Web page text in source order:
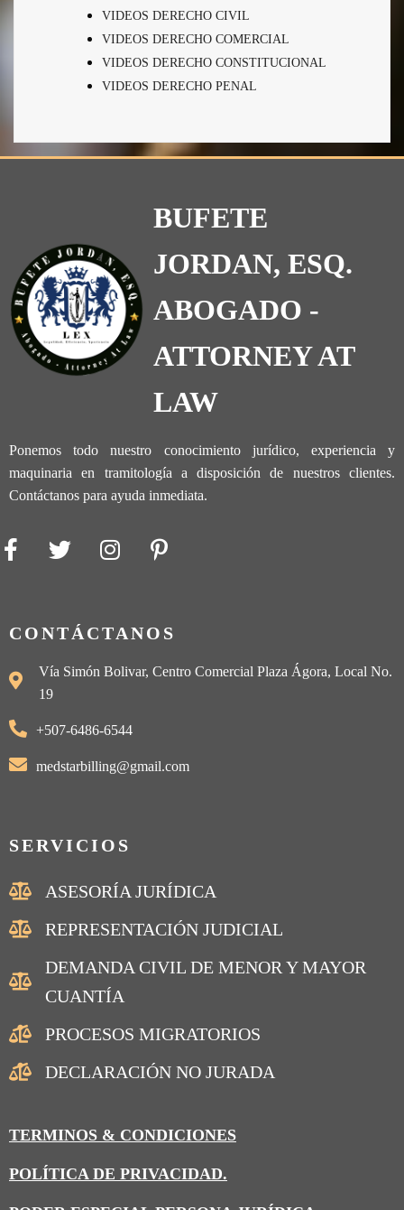
VIDEOS DERECHO CIVIL
VIDEOS DERECHO COMERCIAL
VIDEOS DERECHO CONSTITUCIONAL
VIDEOS DERECHO PENAL
BUFETE
JORDAN, ESQ.
ABOGADO -
ATTORNEY AT
LAW
Ponemos todo nuestro conocimiento jurídico, experiencia y
maquinaria en tramitología a disposición de nuestros clientes.
Contáctanos para ayuda inmediata.
CONTÁCTANOS
Vía Simón Bolivar, Centro Comercial Plaza Ágora, Local No.
19
+507-6486-6544
medstarbilling@gmail.com
SERVICIOS
ASESORÍA JURÍDICA
REPRESENTACIÓN JUDICIAL
DEMANDA CIVIL DE MENOR Y MAYOR
CUANTÍA
PROCESOS MIGRATORIOS
DECLARACIÓN NO JURADA
TERMINOS & CONDICIONES
POLÍTICA DE PRIVACIDAD.